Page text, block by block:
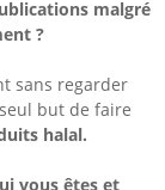
malgré
?
sans regarder
but de faire
halal.
vous êtes et